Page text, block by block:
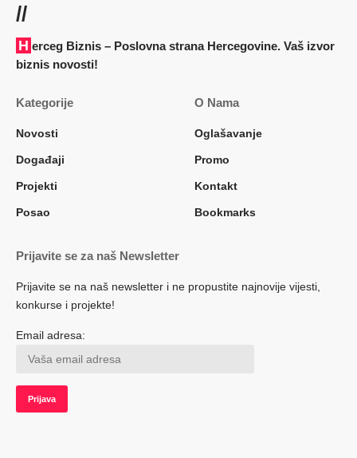
//
Herceg Biznis – Poslovna strana Hercegovine. Vaš izvor
biznis novosti!
Kategorije
Novosti
Događaji
Projekti
Posao
O Nama
Oglašavanje
Promo
Kontakt
Bookmarks
Prijavite se za naš Newsletter
Prijavite se na naš newsletter i ne propustite najnovije vijesti,
konkurse i projekte!
Email adresa: